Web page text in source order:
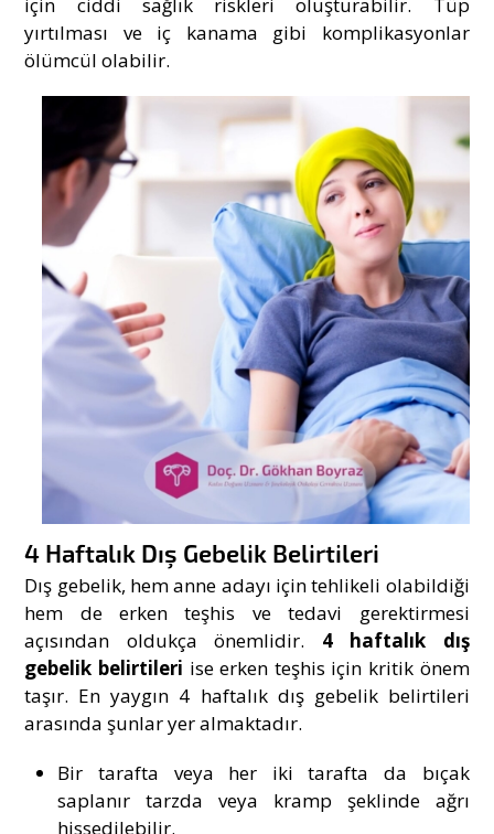
için ciddi sağlık riskleri oluşturabilir. Tüp
yırtılması ve iç kanama gibi komplikasyonlar
ölümcül olabilir.
4 Haftalık Dış Gebelik Belirtileri
Dış gebelik, hem anne adayı için tehlikeli olabildiği
hem de erken teşhis ve tedavi gerektirmesi
açısından oldukça önemlidir. 4 haftalık dış
gebelik belirtileri ise erken teşhis için kritik önem
taşır. En yaygın 4 haftalık dış gebelik belirtileri
arasında şunlar yer almaktadır.
Bir tarafta veya her iki tarafta da bıçak
saplanır tarzda veya kramp şeklinde ağrı
hissedilebilir.